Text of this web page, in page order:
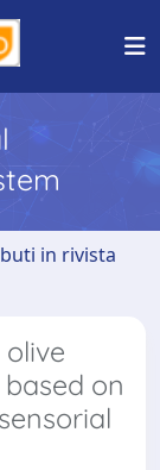
in rivista
on